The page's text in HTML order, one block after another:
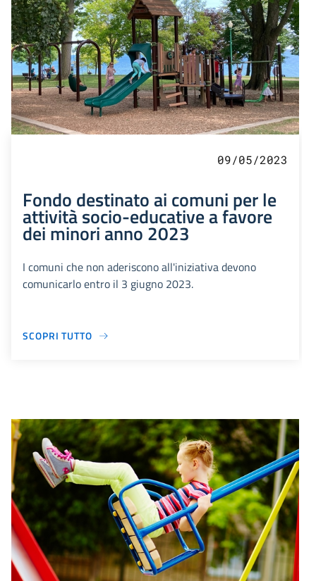
09/05/2023
Fondo destinato ai comuni per le
attività socio-educative a favore
dei minori anno 2023
I comuni che non aderiscono all'iniziativa devono
comunicarlo entro il 3 giugno 2023.
SCOPRI TUTTO